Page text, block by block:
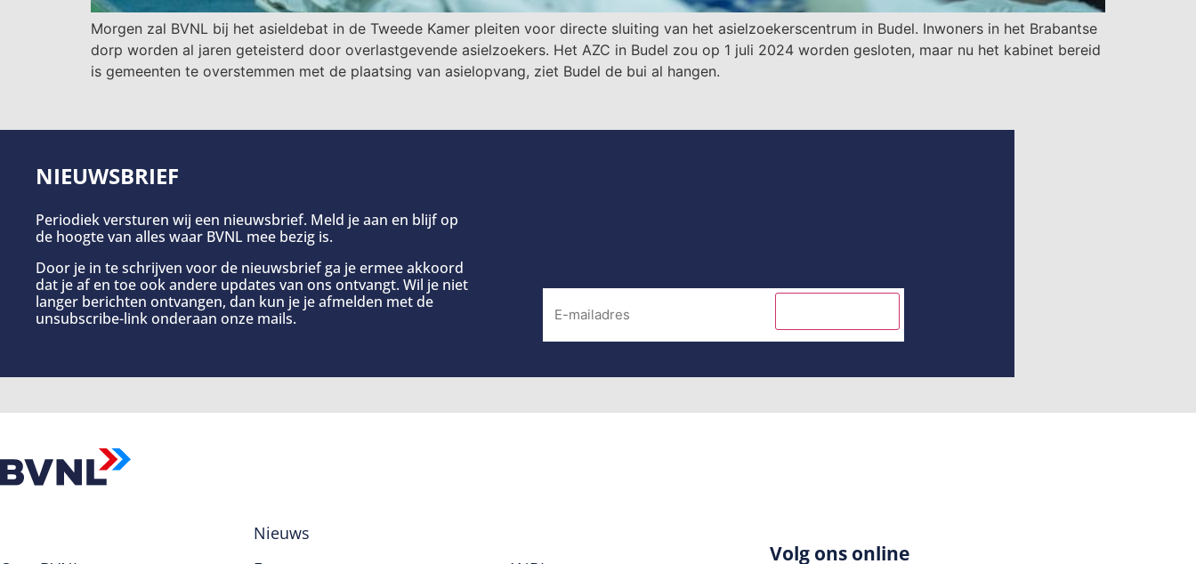
Morgen zal BVNL bij het asieldebat in de Tweede Kamer pleiten voor directe sluiting van het asielzoekerscentrum in Budel. Inwoners in het Brabantse
dorp worden al jaren geteisterd door overlastgevende asielzoekers. Het AZC in Budel zou op 1 juli 2024 worden gesloten, maar nu het kabinet bereid
is gemeenten te overstemmen met de plaatsing van asielopvang, ziet Budel de bui al hangen.
NIEUWSBRIEF
Periodiek versturen wij een nieuwsbrief. Meld je aan en blijf op
de hoogte van alles waar BVNL mee bezig is.
Door je in te schrijven voor de nieuwsbrief ga je ermee akkoord
dat je af en toe ook andere updates van ons ontvangt. Wil je niet
langer berichten ontvangen, dan kun je je afmelden met de
unsubscribe-link onderaan onze mails.
Nieuws
Volg ons online